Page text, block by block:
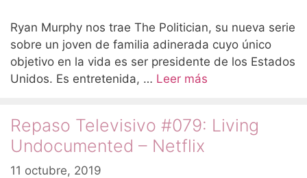
Ryan Murphy nos trae The Politician, su nueva serie
sobre un joven de familia adinerada cuyo único
objetivo en la vida es ser presidente de los Estados
Unidos. Es entretenida, … Leer más
Repaso Televisivo #079: Living
Undocumented – Netflix
11 octubre, 2019